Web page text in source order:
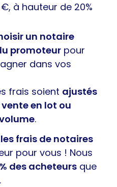
à hauteur de 20%
un notaire
promoteur pour
dans vos
frais soient ajustés
en lot ou
.
frais de notaires
pour vous ! Nous
des acheteurs que